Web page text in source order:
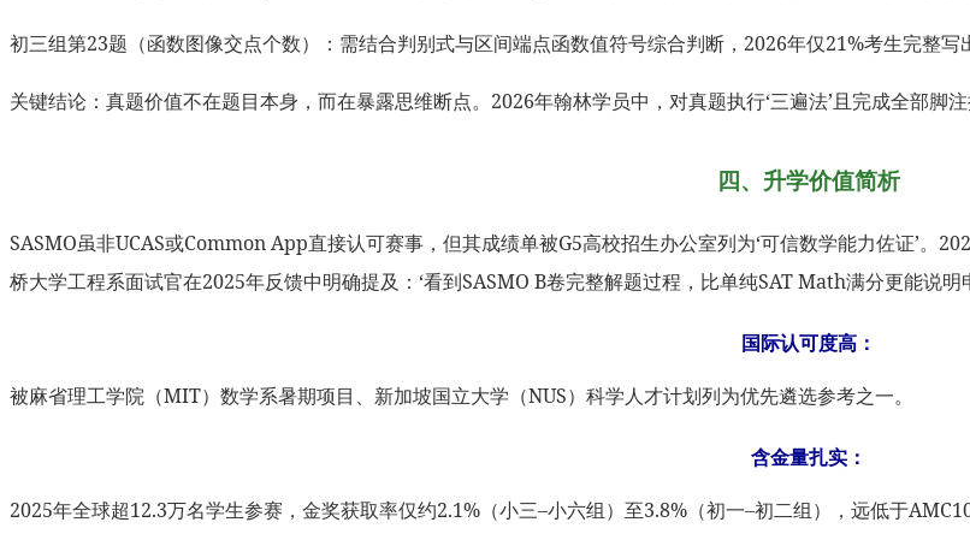
初三组第23题（函数图像交点个数）：需结合判别式与区间端点函数值符号综合判断，2026年仅21%考生完整写
关键结论：真题价值不在题目本身，而在暴露思维断点。2026年翰林学员中，对真题执行‘三遍法’且完成全部脚
四、升学价值简析
SASMO虽非UCAS或Common App直接认可赛事，但其成绩单被G5高校招生办公室列为‘可信数学能力佐证’。
桥大学工程系面试官在2025年反馈中明确提及：‘看到SASMO B卷完整解题过程，比单纯SAT Math满分更能说明
国际认可度高：
被麻省理工学院（MIT）数学系暑期项目、新加坡国立大学（NUS）科学人才计划列为优先遴选参考之一。
含金量扎实：
2025年全球超12.3万名学生参赛，金奖获取率仅约2.1%（小三–小六组）至3.8%（初一–初二组），远低于